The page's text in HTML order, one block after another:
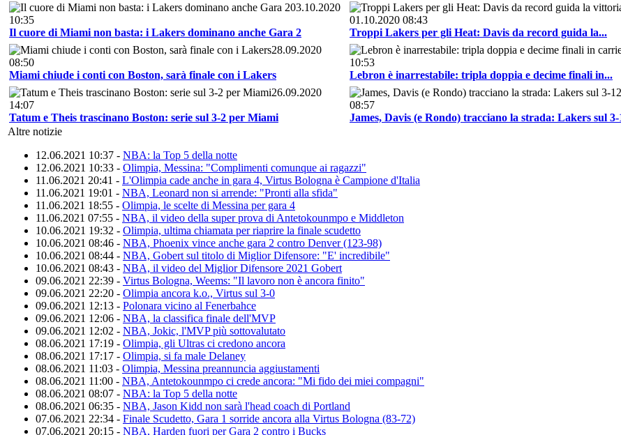
03.10.2020
10:35
Il cuore di Miami non basta: i Lakers dominano anche Gara 2
01.10.2020 08:43
Troppi Lakers per gli Heat: Davis da record guida la...
28.09.2020
08:50
Miami chiude i conti con Boston, sarà finale con i Lakers
10:53
Lebron è inarrestabile: tripla doppia e decime finali in...
26.09.2020
14:07
Tatum e Theis trascinano Boston: serie sul 3-2 per Miami
08:57
James, Davis (e Rondo) tracciano la strada: Lakers sul 3-
Altre notizie
12.06.2021 10:37 - NBA: la Top 5 della notte
12.06.2021 10:33 - Olimpia, Messina: "Complimenti comunque ai ragazzi"
11.06.2021 20:41 - L'Olimpia cade anche in gara 4, Virtus Bologna è Campione d'Italia
11.06.2021 19:01 - NBA, Leonard non si arrende: "Pronti alla sfida"
11.06.2021 18:55 - Olimpia, le scelte di Messina per gara 4
11.06.2021 07:55 - NBA, il video della super prova di Antetokounmpo e Middleton
10.06.2021 19:32 - Olimpia, ultima chiamata per riaprire la finale scudetto
10.06.2021 08:46 - NBA, Phoenix vince anche gara 2 contro Denver (123-98)
10.06.2021 08:44 - NBA, Gobert sul titolo di Miglior Difensore: "E' incredibile"
10.06.2021 08:43 - NBA, il video del Miglior Difensore 2021 Gobert
09.06.2021 22:39 - Virtus Bologna, Weems: "Il lavoro non è ancora finito"
09.06.2021 22:20 - Olimpia ancora k.o., Virtus sul 3-0
09.06.2021 12:13 - Polonara vicino al Fenerbahce
09.06.2021 12:06 - NBA, la classifica finale dell'MVP
09.06.2021 12:02 - NBA, Jokic, l'MVP più sottovalutato
08.06.2021 17:19 - Olimpia, gli Ultras ci credono ancora
08.06.2021 17:17 - Olimpia, si fa male Delaney
08.06.2021 11:03 - Olimpia, Messina preannuncia aggiustamenti
08.06.2021 11:00 - NBA, Antetokounmpo ci crede ancora: "Mi fido dei miei compagni"
08.06.2021 08:07 - NBA: la Top 5 della notte
08.06.2021 06:35 - NBA, Jason Kidd non sarà l'head coach di Portland
07.06.2021 22:34 - Finale Scudetto, Gara 1 sorride ancora alla Virtus Bologna (83-72)
07.06.2021 20:15 - NBA, Harden fuori per Gara 2 contro i Bucks